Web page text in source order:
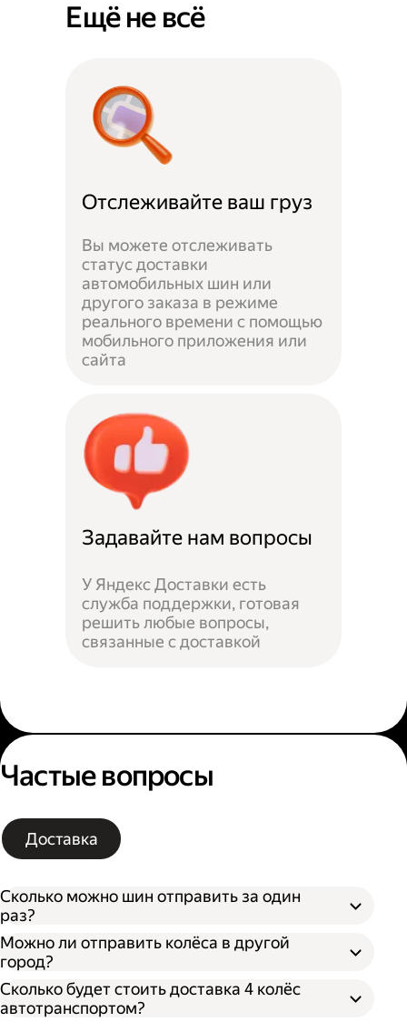
Ещё не всё
Отслеживайте ваш груз
Вы можете отслеживать
статус доставки
автомобильных шин или
другого заказа в режиме
реального времени с помощью
мобильного приложения или
сайта
Задавайте нам вопросы
У Яндекс Доставки есть
служба поддержки, готовая
решить любые вопросы,
связанные с доставкой
Частые вопросы
Доставка
Сколько можно шин отправить за один
раз?
Можно ли отправить колёса в другой
город?
Сколько будет стоить доставка 4 колёс
автотранспортом?